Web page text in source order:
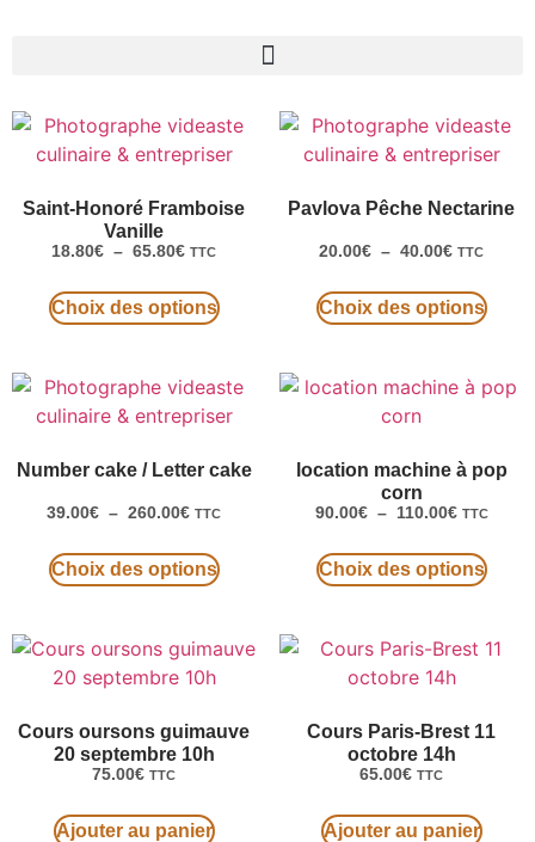
Saint-Honoré Framboise
Vanille
18.80€ – 65.80€ TTC
Choix des options
Pavlova Pêche Nectarine
20.00€ – 40.00€ TTC
Choix des options
Number cake / Letter cake
39.00€ – 260.00€ TTC
Choix des options
location machine à pop
corn
90.00€ – 110.00€ TTC
Choix des options
Cours oursons guimauve
20 septembre 10h
75.00€ TTC
Ajouter au panier
Cours Paris-Brest 11
octobre 14h
65.00€ TTC
Ajouter au panier